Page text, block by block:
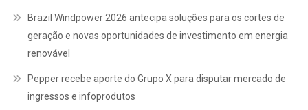
Brazil Windpower 2026 antecipa soluções para os cortes de
geração e novas oportunidades de investimento em energia
renovável
Pepper recebe aporte do Grupo X para disputar mercado de
ingressos e infoprodutos